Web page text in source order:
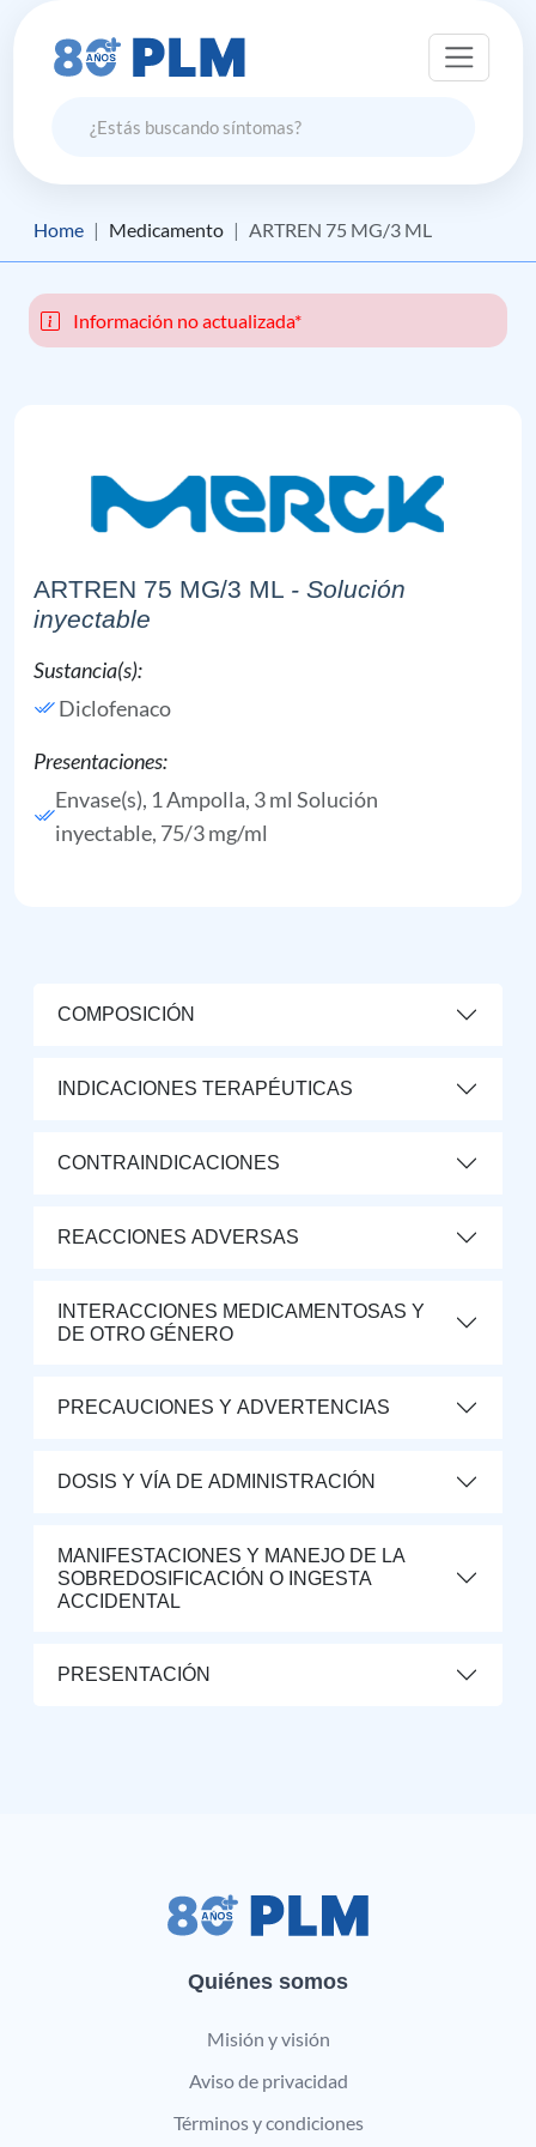
Home Medicamento ARTREN 75 MG/3 ML
Información no actualizada*
ARTREN 75 MG/3 ML
- Solución
inyectable
Sustancia(s):
Diclofenaco
Presentaciones:
Envase(s), 1 Ampolla, 3 ml Solución
inyectable, 75/3 mg/ml
COMPOSICIÓN
INDICACIONES TERAPÉUTICAS
CONTRAINDICACIONES
REACCIONES ADVERSAS
INTERACCIONES MEDICAMENTOSAS Y
DE OTRO GÉNERO
PRECAUCIONES Y ADVERTENCIAS
DOSIS Y VÍA DE ADMINISTRACIÓN
MANIFESTACIONES Y MANEJO DE LA
SOBREDOSIFICACIÓN O INGESTA
ACCIDENTAL
PRESENTACIÓN
Quiénes somos
Misión y visión
Aviso de privacidad
Términos y condiciones